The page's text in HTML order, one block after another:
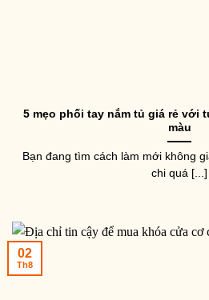
5 mẹo phối tay nắm tủ giá rẻ với
màu
Bạn đang tìm cách làm mới không
chi quá [...]
02
Th8